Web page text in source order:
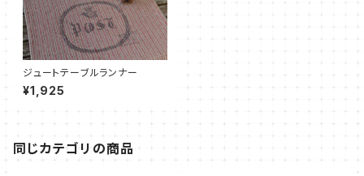
ジュートテーブルランナー
¥1,925
同じカテゴリの商品